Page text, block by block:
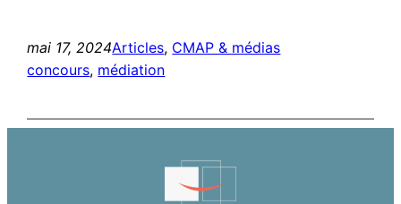
mai 17, 2024Articles, CMAP & médias
concours, médiation